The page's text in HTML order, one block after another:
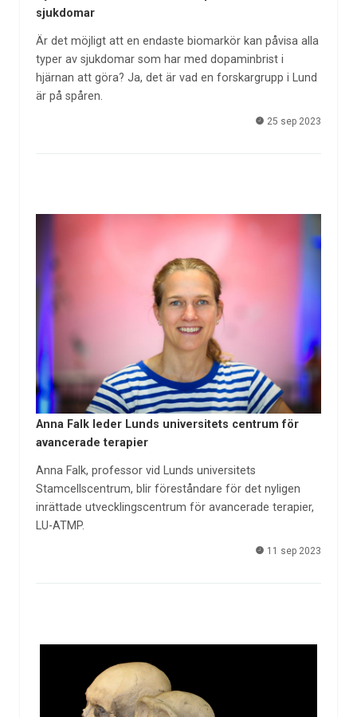
sjukdomar
Är det möjligt att en endaste biomarkör kan påvisa alla
typer av sjukdomar som har med dopaminbrist i
hjärnan att göra? Ja, det är vad en forskargrupp i Lund
är på spåren.
25 sep 2023
Anna Falk leder Lunds universitets centrum för
avancerade terapier
Anna Falk, professor vid Lunds universitets
Stamcellscentrum, blir föreståndare för det nyligen
inrättade utvecklingscentrum för avancerade terapier,
LU-ATMP.
11 sep 2023